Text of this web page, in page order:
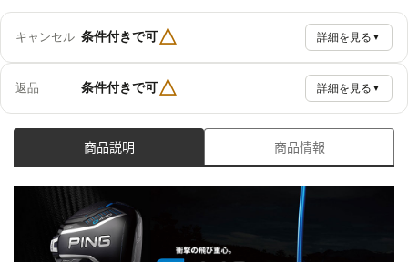
キャンセル 条件付きで可△ 詳細を見る ▼
返品 条件付きで可△ 詳細を見る ▼
商品説明 商品情報